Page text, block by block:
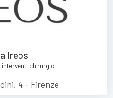
Ireos
interventi chirurgici
4 - Firenze